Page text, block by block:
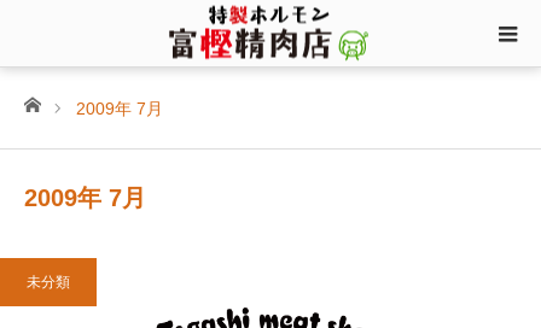
ホーム2009年 7月
2009年 7月
未分類